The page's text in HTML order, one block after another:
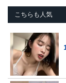
こちらも人気